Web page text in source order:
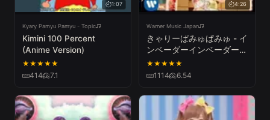
1:07
Kyary Pamyu Pamyu - Topic
Kimini 100 Percent
(Anime Version)
★★★★★
414 7.1
4:26
Warner Music Japan
きゃりーぱみゅぱみゅ - イ
ンベーダーインベーダー /
Kyary Pamyu Pamyu -
Invader Invader
★★★★★
1114 6.54